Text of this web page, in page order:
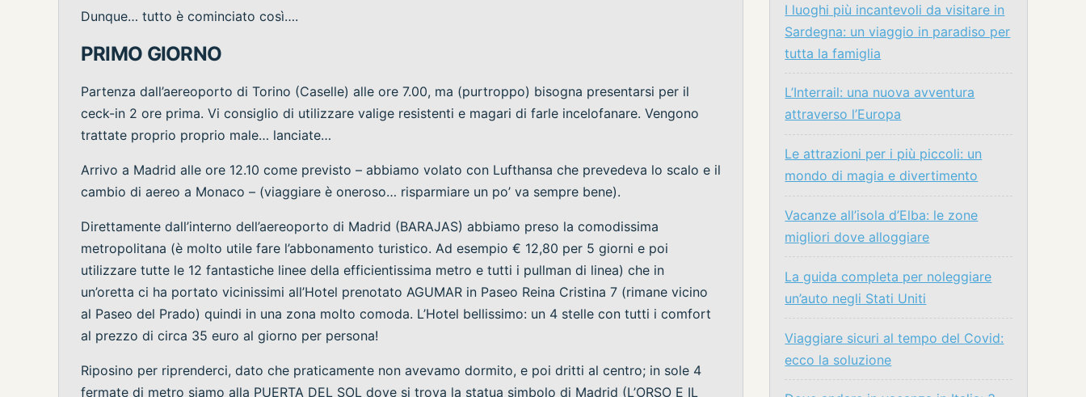
Dunque… tutto è cominciato così….
PRIMO GIORNO
Partenza dall’aereoporto di Torino (Caselle) alle ore 7.00, ma (purtroppo) bisogna presentarsi per il
ceck-in 2 ore prima. Vi consiglio di utilizzare valige resistenti e magari di farle incelofanare. Vengono
trattate proprio proprio male… lanciate…
Arrivo a Madrid alle ore 12.10 come previsto – abbiamo volato con Lufthansa che prevedeva lo scalo e il
cambio di aereo a Monaco – (viaggiare è oneroso… risparmiare un po’ va sempre bene).
Direttamente dall’interno dell’aereoporto di Madrid (BARAJAS) abbiamo preso la comodissima
metropolitana (è molto utile fare l’abbonamento turistico. Ad esempio € 12,80 per 5 giorni e poi
utilizzare tutte le 12 fantastiche linee della efficientissima metro e tutti i pullman di linea) che in
un’oretta ci ha portato vicinissimi all’Hotel prenotato AGUMAR in Paseo Reina Cristina 7 (rimane vicino
al Paseo del Prado) quindi in una zona molto comoda. L’Hotel bellissimo: un 4 stelle con tutti i comfort
al prezzo di circa 35 euro al giorno per persona!
Riposino per riprenderci, dato che praticamente non avevamo dormito, e poi dritti al centro; in sole 4
fermate di metro siamo alla PUERTA DEL SOL dove si trova la statua simbolo di Madrid (L’ORSO E IL
I luoghi più incantevoli da visitare in
Sardegna: un viaggio in paradiso per
tutta la famiglia
L’Interrail: una nuova avventura
attraverso l’Europa
Le attrazioni per i più piccoli: un
mondo di magia e divertimento
Vacanze all’isola d’Elba: le zone
migliori dove alloggiare
La guida completa per noleggiare
un’auto negli Stati Uniti
Viaggiare sicuri al tempo del Covid:
ecco la soluzione